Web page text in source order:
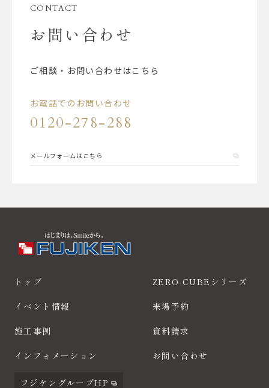
CONTACT
お問い合わせ
ご相談・お問い合わせはこちら
お電話でのお問い合わせ
0120-278-288
メールフォームはこちら
トップ
イベント情報
施工事例
インフォメーション
ZERO-CUBEシリーズ
来場予約
資料請求
お問い合わせ
フジケングループHP